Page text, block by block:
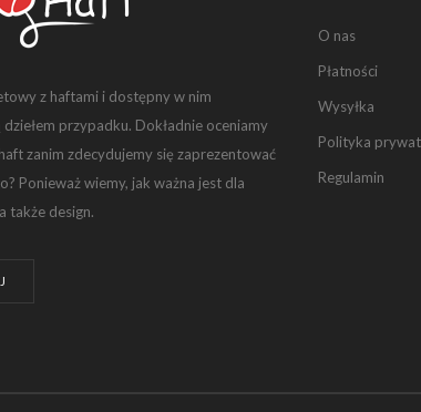
z haftami i dostępny w nim
przypadku. Dokładnie oceniamy
zanim zdecydujemy się zaprezentować
Ponieważ wiemy, jak ważna jest dla
także design.
O nas
Płatności
Wysyłka
Polityka
Regulamin